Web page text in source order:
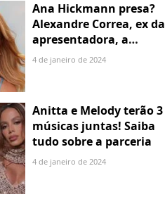
Ana Hickmann presa?
Alexandre Correa, ex da
apresentadora, a
denuncia por alienação
4 de janeiro de 2024
Anitta e Melody terão 3
músicas juntas! Saiba
tudo sobre a parceria
4 de janeiro de 2024